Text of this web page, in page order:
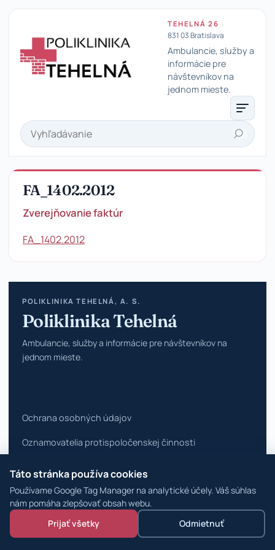
Táto stránka používa cookies
Používame Google Tag Manager na analytické účely. Váš súhlas
nám pomáha zlepšovať obsah webu.
Prijať všetky
Odmietnuť
TEHELNÁ 26
831 03 Bratislava
Ambulancie, služby a
informácie pre
návštevníkov na
jednom mieste.
Hľadať
FA_1402.2012
Zverejňovanie faktúr
FA_1402.2012
POLIKLINIKA TEHELNÁ, A. S.
Poliklinika Tehelná
Ambulancie, služby a informácie pre návštevníkov na
jednom mieste.
Ochrana osobných údajov
Oznamovatelia protispoločenskej činnosti
Vyhlásenie o prístupnosti
Zmeniť nastavenia cookies
© 2026 Poliklinika Tehelná · WordPress špecialisti